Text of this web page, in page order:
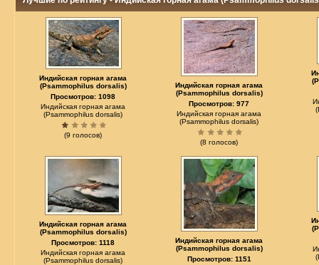
Индийская горная агама
(Psammophilus dorsalis)
Просмотров: 1098
Индийская горная агама
(Psammophilus dorsalis)
(9 голосов)
Индийская горная агама
(Psammophilus dorsalis)
Просмотров: 977
Индийская горная агама
(Psammophilus dorsalis)
(8 голосов)
Индийская горная агама
(Psammophilus dorsalis)
Просмотров: 1118
Индийская горная агама
(Psammophilus dorsalis)
Индийская горная агама
(Psammophilus dorsalis)
Просмотров: 1151